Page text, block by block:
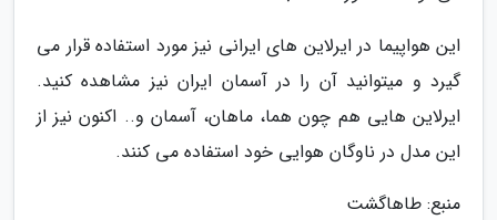
این هواپیما در ایرلاین های ایرانی نیز مورد استفاده قرار می
گیرد و میتوانید آن را در آسمان ایران نیز مشاهده کنید.
ایرلاین هایی هم چون هما، ماهان، آسمان و.. اکنون نیز از
این مدل در ناوگان هوایی خود استفاده می کنند.
منبع: طاهاگشت